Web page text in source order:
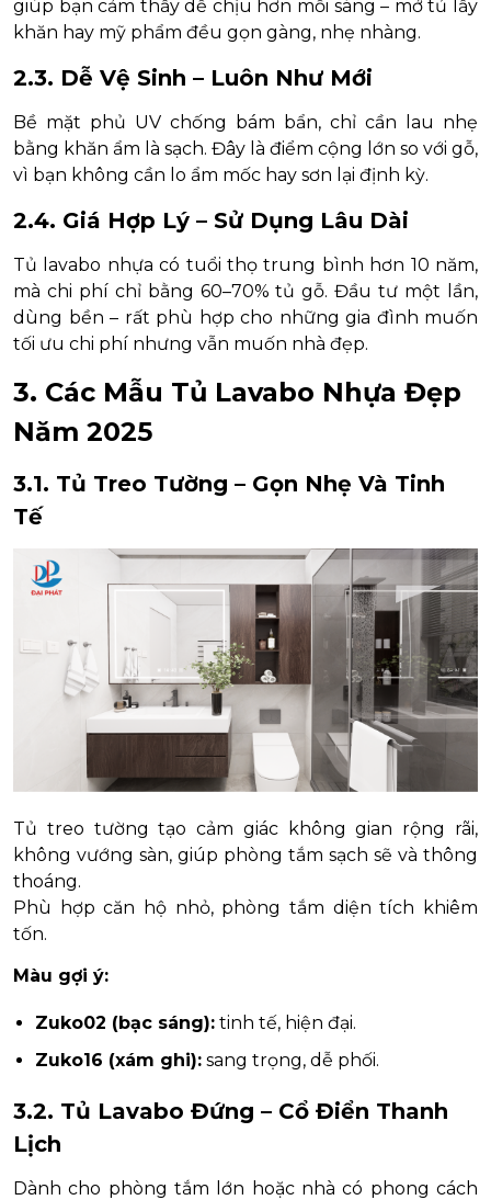
giúp bạn cảm thấy dễ chịu hơn mỗi sáng – mở tủ lấy
khăn hay mỹ phẩm đều gọn gàng, nhẹ nhàng.
2.3. Dễ Vệ Sinh – Luôn Như Mới
Bề mặt phủ UV chống bám bẩn, chỉ cần lau nhẹ
bằng khăn ẩm là sạch. Đây là điểm cộng lớn so với gỗ,
vì bạn không cần lo ẩm mốc hay sơn lại định kỳ.
2.4. Giá Hợp Lý – Sử Dụng Lâu Dài
Tủ lavabo nhựa có tuổi thọ trung bình hơn 10 năm,
mà chi phí chỉ bằng 60–70% tủ gỗ. Đầu tư một lần,
dùng bền – rất phù hợp cho những gia đình muốn
tối ưu chi phí nhưng vẫn muốn nhà đẹp.
3. Các Mẫu Tủ Lavabo Nhựa Đẹp
Năm 2025
3.1. Tủ Treo Tường – Gọn Nhẹ Và Tinh
Tế
Tủ treo tường tạo cảm giác không gian rộng rãi,
không vướng sàn, giúp phòng tắm sạch sẽ và thông
thoáng.
Phù hợp căn hộ nhỏ, phòng tắm diện tích khiêm
tốn.
Màu gợi ý:
Zuko02 (bạc sáng): tinh tế, hiện đại.
Zuko16 (xám ghi): sang trọng, dễ phối.
3.2. Tủ Lavabo Đứng – Cổ Điển Thanh
Lịch
Dành cho phòng tắm lớn hoặc nhà có phong cách